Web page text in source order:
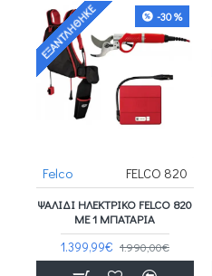
-30 %
ΕΞΑΝΤΛΉΘΗΚΕ
Felco FELCO 820
ΨΑΛΙΔΙ ΗΛΕΚΤΡΙΚΟ FELCO 820
ΜΕ 1 ΜΠΑΤΑΡΙΑ
1.399,99€ 1.990,00€